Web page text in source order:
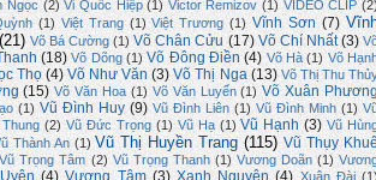
Ngọc (2) Vi Quốc Hiệp (1) Victor Remizov (1) VIDEO CLIP
(1) Việt Trang (1) Việt Trương (1) Vĩnh Sơn (7)
(21) Võ Bá Cường (1) Võ Chân Cửu (17) Võ Chí Nhất (3)
(18) Võ Dõng (1) Võ Đông Điền (4) Võ Hà (1) Võ
Thọ (4) Võ Như Văn (3) Võ Thị Nga (13) Võ Thị Thu
(15) Võ Văn Hoa (1) Võ Văn Luyến (1) Võ Xuân
(1) Vũ Đình Huy (9) Vũ Đình Liên (1) Vũ Đình Minh (1)
(2) Vũ Đức Trọng (1) Vũ Hạ (1) Vũ Hạnh (3) Vũ
Thành An (1) Vũ Thị Huyền Trang (115) Vũ Thụy
Vũ Trọng Tâm (2) Vũ Trọng Thanh (1) Vương Doãn (1)
Xuân Đài